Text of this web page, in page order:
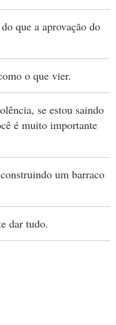
que a aprovação do
o que vier.
se estou saindo
é muito importante
um barraco
dar tudo.